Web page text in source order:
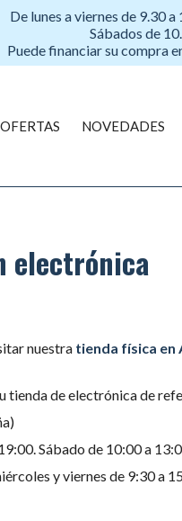
De lunes a viernes de 9.30
Sábados de
Puede financiar su compra
OFERTAS NOVEDADES
electrónica
nuestra tienda física en
tienda de electrónica de
Sábado de 10:00 a
y viernes de 9:30 a